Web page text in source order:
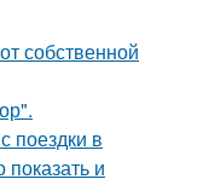
собственной
поездки в
показать и